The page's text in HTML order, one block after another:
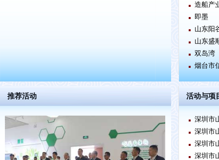
造船产
即墨
山东阳
山东盛
双岛湾
烟台市
推荐活动 活动与项
深圳市
深圳市
深圳市
深圳市